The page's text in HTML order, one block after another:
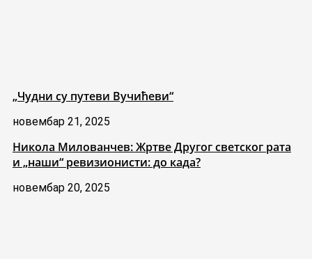
„Чудни су путеви Вучићеви“
новембар 21, 2025
Никола Милованчев: Жртве Другог светског рата
и „наши“ ревизионисти: до када?
новембар 20, 2025